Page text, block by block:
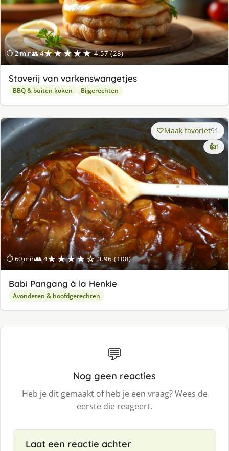
⏱ 2 min👥 4★★★★★ 4.57 (28)
Stoverij van varkenswangetjes
BBQ & buiten koken Bijgerechten
⏱ 60 min👥 4★★★★☆ 3.96 (108)
Maak favoriet91
👍1
Babi Pangang à la Henkie
Avondeten & hoofdgerechten
💬
Nog geen reacties
Heb je dit gemaakt of heb je een vraag? Wees de
eerste die reageert.
Laat een reactie achter